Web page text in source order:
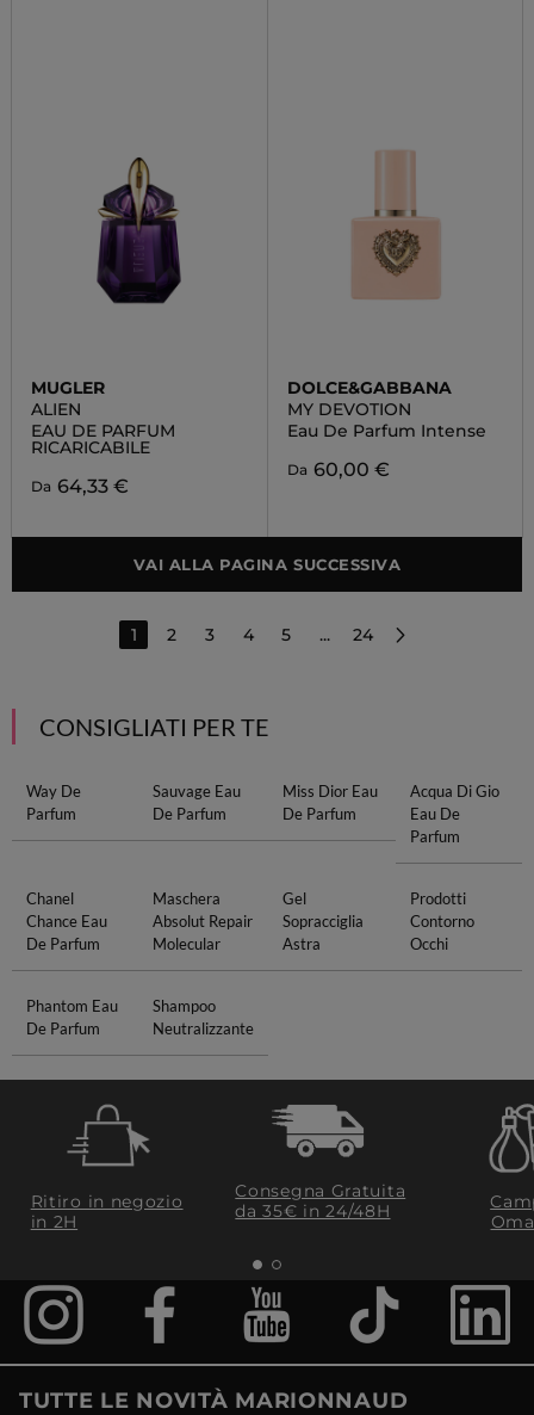
MUGLER
ALIEN
EAU DE PARFUM
RICARICABILE
Da 64,33 €
DOLCE&GABBANA
MY DEVOTION
Eau De Parfum Intense
Da 60,00 €
VAI ALLA PAGINA SUCCESSIVA
1 2 3 4 5 ... 24
CONSIGLIATI PER TE
Way De
Parfum
Sauvage Eau
De Parfum
Miss Dior Eau
De Parfum
Acqua Di Gio
Eau De
Parfum
Chanel
Chance Eau
De Parfum
Maschera
Absolut Repair
Molecular
Gel
Sopracciglia
Astra
Prodotti
Contorno
Occhi
Phantom Eau
De Parfum
Shampoo
Neutralizzante
Ritiro in negozio
in 2H
Consegna Gratuita
da 35€​ in 24/48H
TUTTE LE NOVITÀ MARIONNAUD